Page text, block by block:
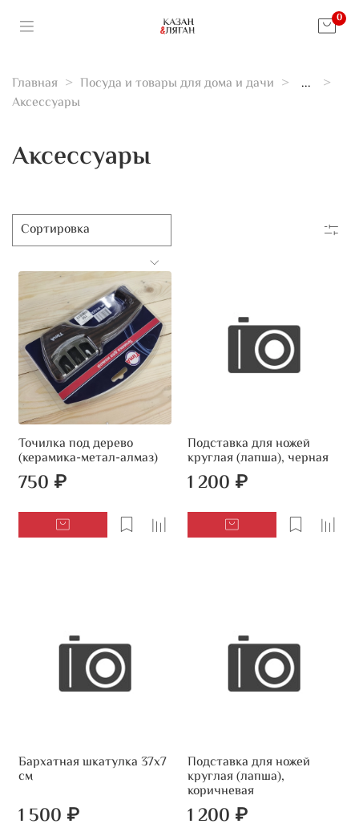
0
Главная Посуда и товары для дома и дачи
...
Аксессуары
Аксессуары
Точилка под дерево
(керамика-метал-алмаз)
750 ₽
Подставка для ножей
круглая (лапша), черная
1 200 ₽
Бархатная шкатулка 37х7
см
1 500 ₽
Подставка для ножей
круглая (лапша),
коричневая
1 200 ₽